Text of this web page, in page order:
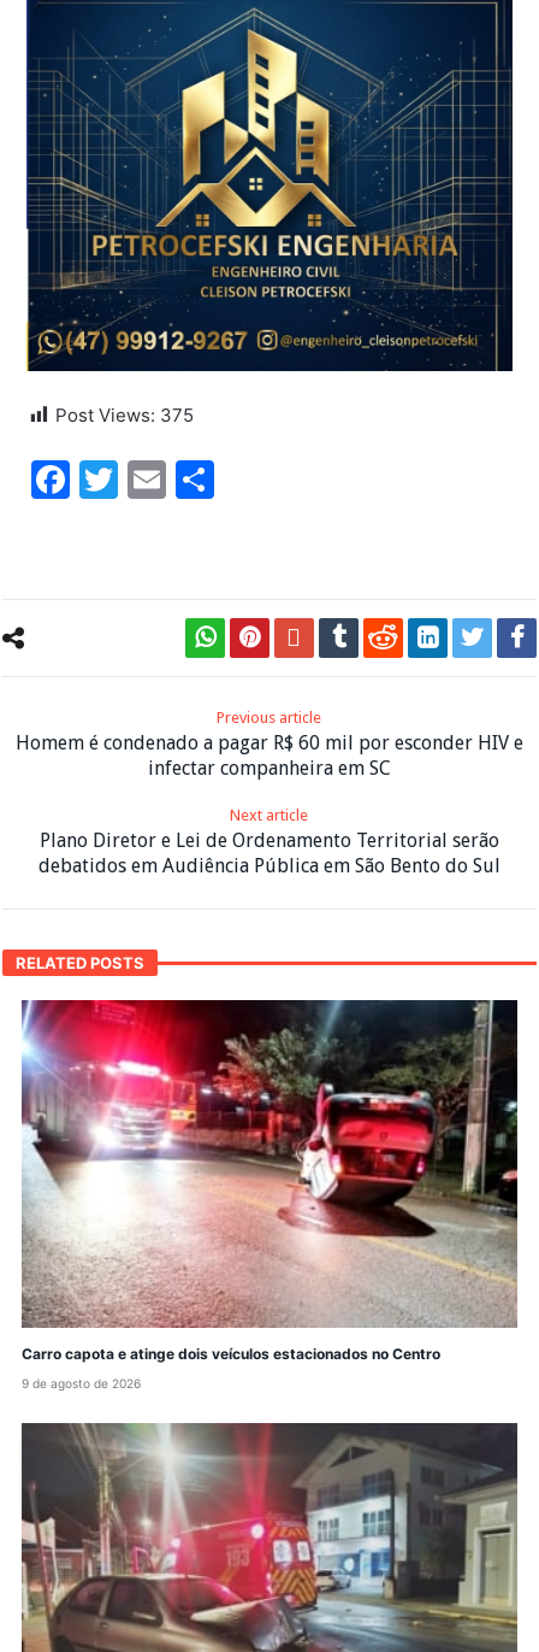
Post Views: 375
Facebook
Twitter
Email
Previous article
Homem é condenado a pagar R$ 60 mil por esconder HIV e
infectar companheira em SC
Next article
Plano Diretor e Lei de Ordenamento Territorial serão
debatidos em Audiência Pública em São Bento do Sul
RELATED POSTS
Carro capota e atinge dois veículos estacionados no Centro
9 de agosto de 2026